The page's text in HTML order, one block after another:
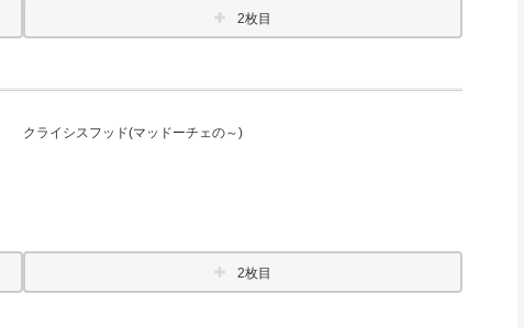
2枚目
クライシスフッド(マッドーチェの～)
2枚目